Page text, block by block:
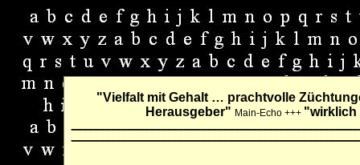
"Vielfalt mit Gehalt … prachtvolle
Herausgeber" Main-Echo +++ "wirklich